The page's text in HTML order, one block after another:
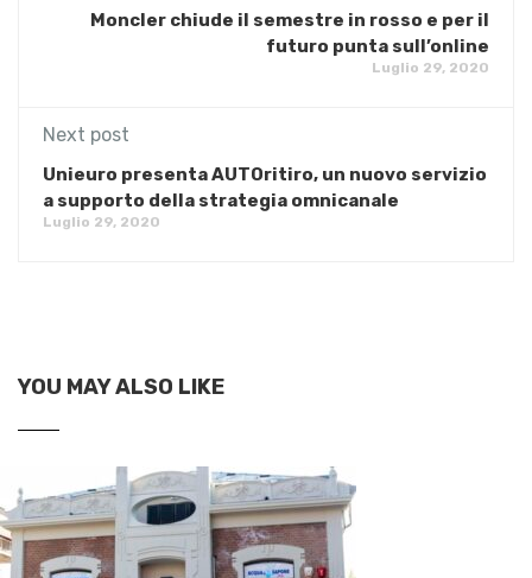
Moncler chiude il semestre in rosso e per il
futuro punta sull’online
Luglio 29, 2020
Next post
Unieuro presenta AUTOritiro, un nuovo servizio
a supporto della strategia omnicanale
Luglio 29, 2020
YOU MAY ALSO LIKE